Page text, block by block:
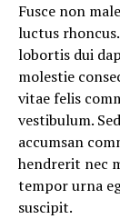
Fusce non
luctus
lobortis dui
molestie
vitae felis
vestibulum.
accumsan
hendrerit nec
tempor urna
suscipit.